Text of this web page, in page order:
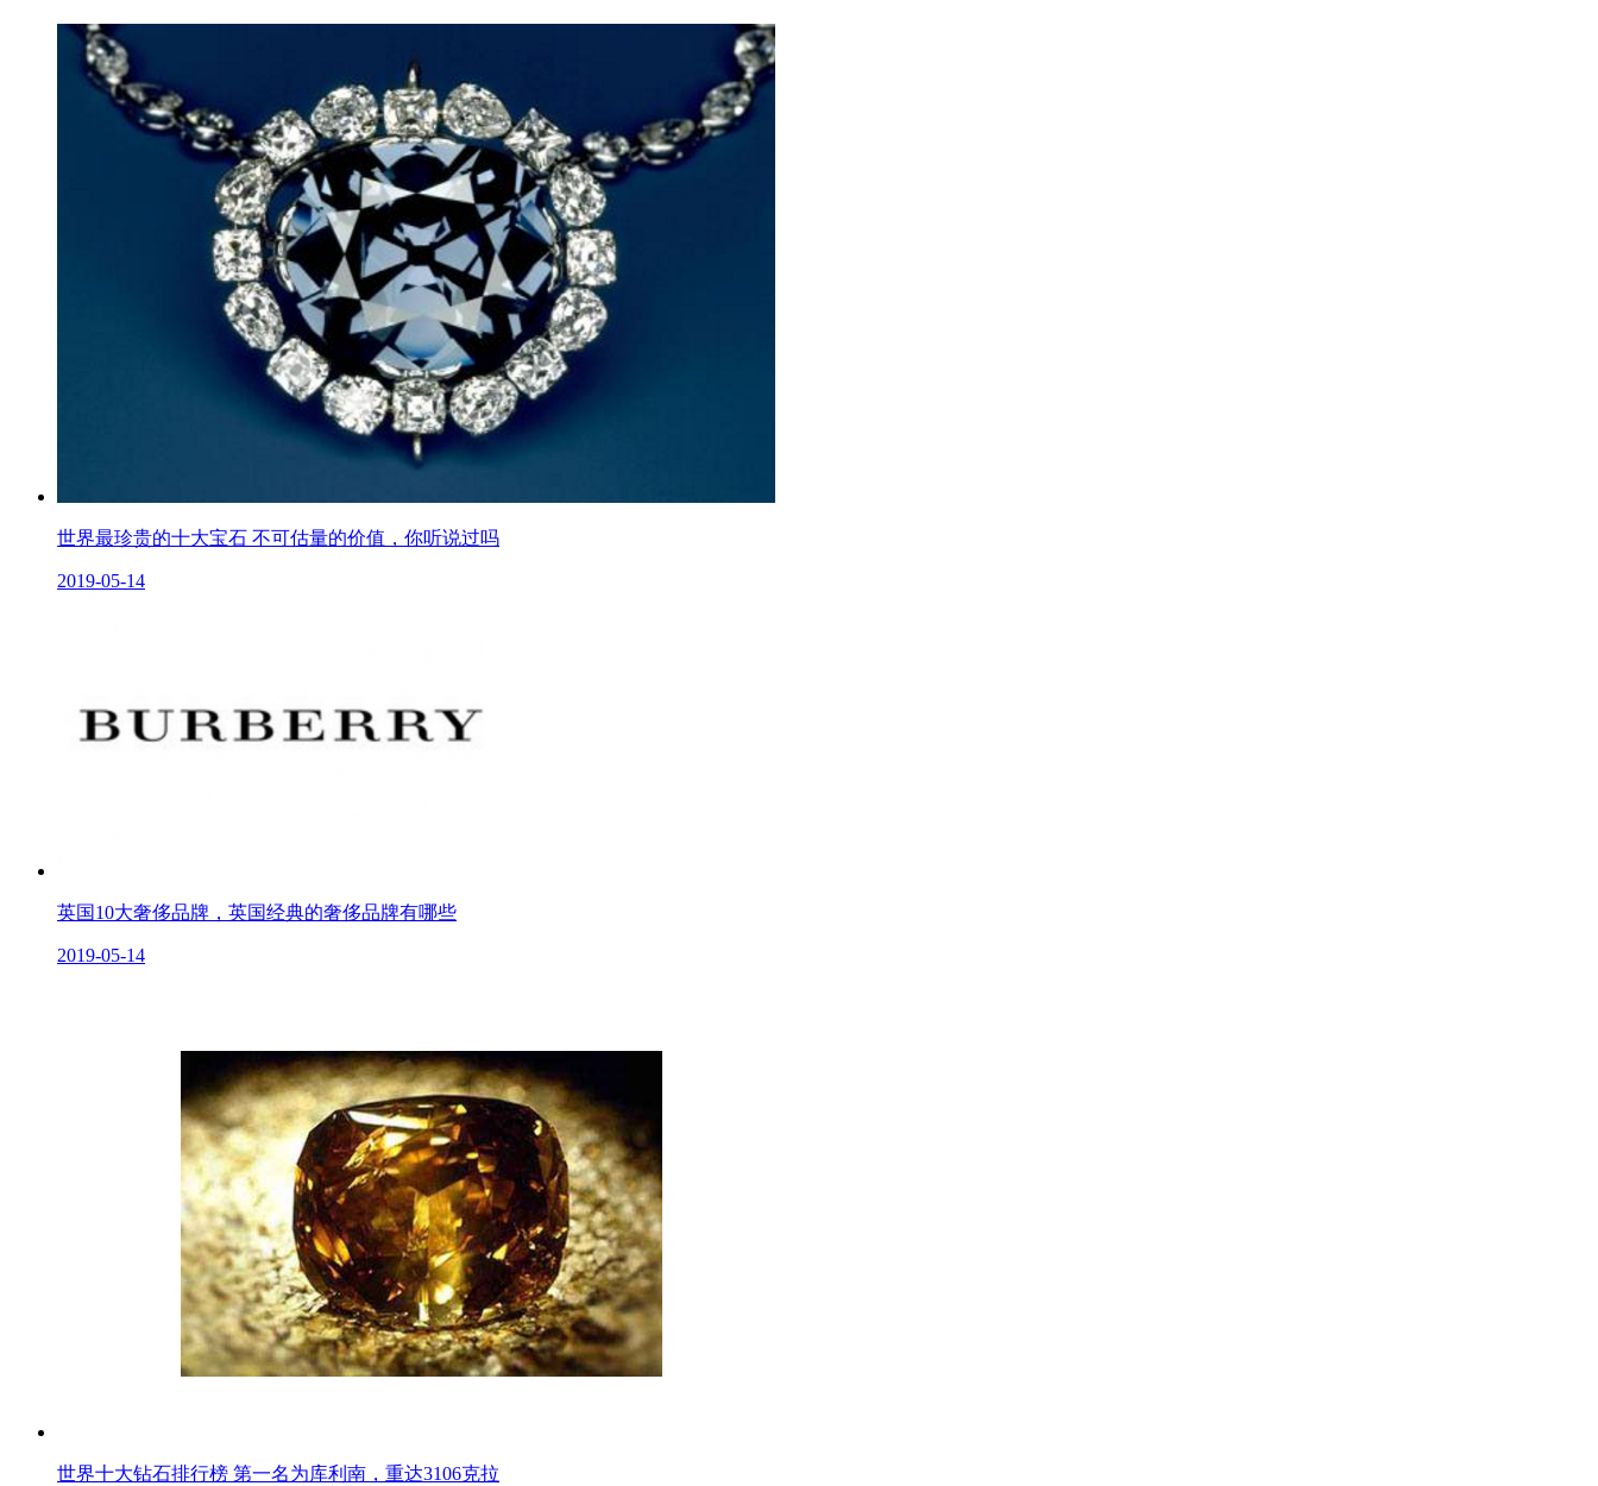
世界最珍贵的十大宝石 不可估量的价值，你听说过吗
2019-05-14
英国10大奢侈品牌，英国经典的奢侈品牌有哪些
2019-05-14
世界十大钻石排行榜 第一名为库利南，重达3106克拉